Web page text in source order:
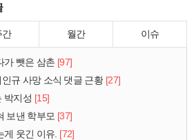
간 월간 이슈
가 뺏은 삼촌 [97]
규 사망 소식 댓글 근황 [27]
박지성 [15]
보낸 학부모 [37]
게 웃긴 이유. [72]